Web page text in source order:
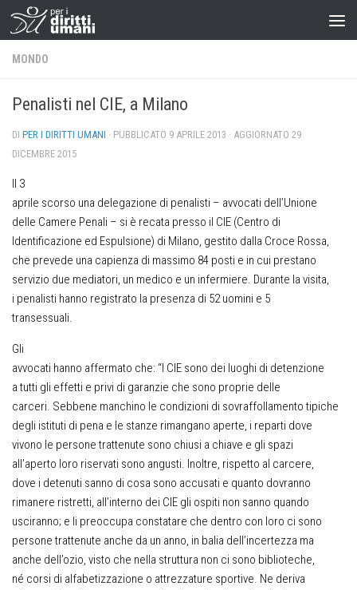
MONDO
Penalisti nel CIE, a Milano
DI PER I DIRITTI UMANI · PUBBLICATO 9 APRILE 2013 · AGGIORNATO 29
DICEMBRE 2015
Il 3
aprile scorso una delegazione di penalisti – avvocati dell’Unione
delle Camere Penali – si è recata presso il CIE (Centro di
Identificazione ed Espulsione) di Milano, gestito dalla Croce Rossa,
che prevede una capienza di massimo 84 posti e in cui prestano
servizio due mediatori, un medico e un infermiere. Durante la visita,
i penalisti hanno registrato la presenza di 52 uomini e 5
transessuali.
Gli
avvocati hanno affermato che: “I CIE sono dei luoghi di detenzione
a tutti gli effetti e privi di garanzie che sono proprie delle
carceri. Sebbene manchino le condizioni di sovraffollamento tipiche
degli istituti di pena e le stanze rimangano aperte, i reparti dove
vivono le persone trattenute sono chiusi a chiave e gli spazi
all’aperto loro riservati sono angusti. Inoltre, rispetto al carcere,
dove i detenuti sanno di cosa sono accusati e quanto dovranno
rimanere ristretti, all’interno dei CIE gli ospiti non sanno quando
usciranno; e li preoccupa constatare che dentro con loro ci sono
persone trattenute anche da un anno, in balia dell’incertezza ma
anche dell’ozio, visto che nella struttura non ci sono biblioteche,
né corsi di alfabetizzazione o attrezzature sportive. Ne deriva